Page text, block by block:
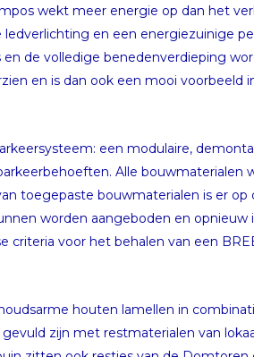
wekt meer energie op dan het
en een energiezuinige
de volledige benedenverdieping
en is dan ook een mooi voorbeeld
een modulaire,
Alle bouwmaterialen
toegepaste bouwmaterialen is er
worden aangeboden en
criteria voor het behalen van een
houten lamellen in
zijn met restmaterialen van